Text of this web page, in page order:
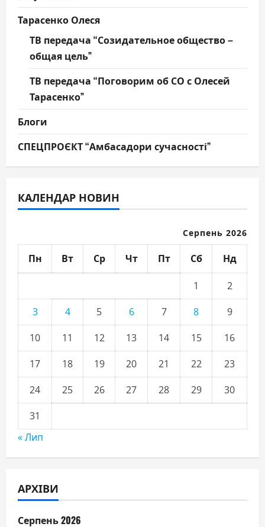
Тарасенко Олеся
ТВ передача “Созидательное общество –
общая цель”
ТВ передача “Поговорим об СО с Олесей
Тарасенко”
Блоги
СПЕЦПРОЄКТ “Амбасадори сучасності”
КАЛЕНДАР НОВИН
Серпень 2026
Пн Вт Ср Чт Пт Сб Нд
1
2
3
4 5 6 7 8
9
10
11 12 13 14 15
16
17
18 19 20 21 22
23
24
25 26 27 28 29
30
31
« Лип
АРХІВИ
Серпень 2026